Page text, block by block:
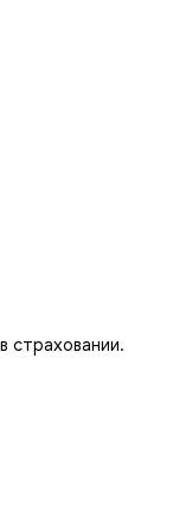
страховании.